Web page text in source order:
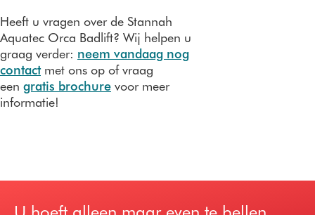
Heeft u vragen over de Stannah
Aquatec Orca Badlift? Wij helpen u
graag verder: neem vandaag nog
contactmet ons op of vraag
een gratis brochure voor meer
informatie!